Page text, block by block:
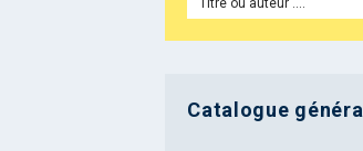
Catalogue général